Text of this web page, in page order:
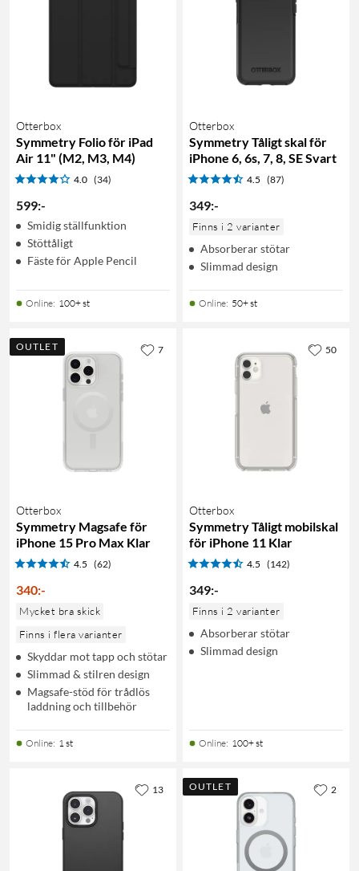
Otterbox
Symmetry Folio för iPad
Air 11" (M2, M3, M4)
4.0 (34)
599:-
Smidig ställfunktion
Stöttåligt
Fäste för Apple Pencil
Online: 100+ st
Otterbox
Symmetry Tåligt skal för
iPhone 6, 6s, 7, 8, SE Svart
4.5 (87)
349:-
Finns i 2 varianter
Absorberar stötar
Slimmad design
Online: 50+ st
OUTLET
Otterbox
Symmetry Magsafe för
iPhone 15 Pro Max Klar
4.5 (62)
340:-
Mycket bra skick
Finns i flera varianter
Skyddar mot tapp och stötar
Slimmad & stilren design
Magsafe-stöd för trådlös
laddning och tillbehör
Online: 1 st
7
Otterbox
Symmetry Tåligt mobilskal
för iPhone 11 Klar
4.5 (142)
349:-
Finns i 2 varianter
Absorberar stötar
Slimmad design
Online: 100+ st
50
13 OUTLET 2